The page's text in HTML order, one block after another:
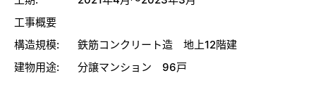
工事概要
構造規模:
鉄筋コンクリート造 地上12階建
建物用途:
分譲マンション 96戸